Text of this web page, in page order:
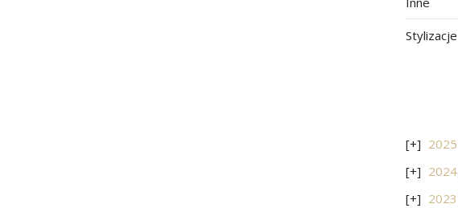
Stylizacje
2025
2024
2023